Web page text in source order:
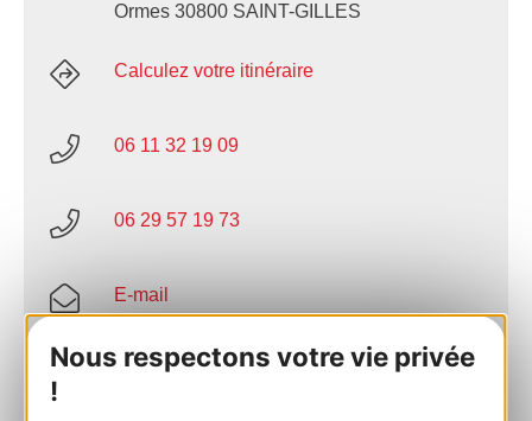
Nous respectons votre vie privée
!
Ormes 30800 SAINT-GILLES
Calculez votre itinéraire
06 11 32 19 09
06 29 57 19 73
E-mail
AJOUTER